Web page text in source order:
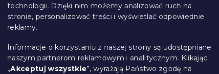
technologii. Dzięki nim możemy analizować ruch na
stronie, personalizować treści i wyświetlać odpowiednie
reklamy.
Informacje o korzystaniu z naszej strony są udostępniane
naszym partnerom reklamowym i analitycznym. Klikając
„Akceptuj wszystkie”, wyrażają Państwo zgodę na
Śledzenie zamówienia
Opcje dostawy
Metody płatności
Reklamacje i zwroty towarów
Kontakt
Regulamin